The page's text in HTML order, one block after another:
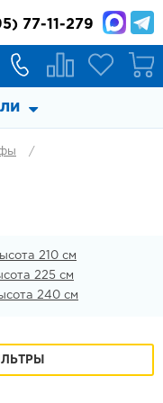
77-11-279
210 см
225 см
240 см